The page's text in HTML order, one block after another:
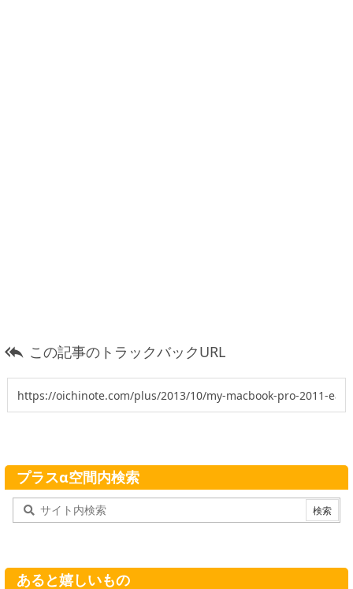
 この記事のトラックバックURL
プラスα空間内検索
あると嬉しいもの